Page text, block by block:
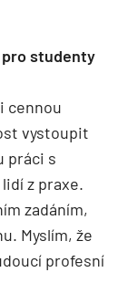
studenty
cennou
vystoupit
práci s
z praxe.
zadáním,
Myslím, že
profesní